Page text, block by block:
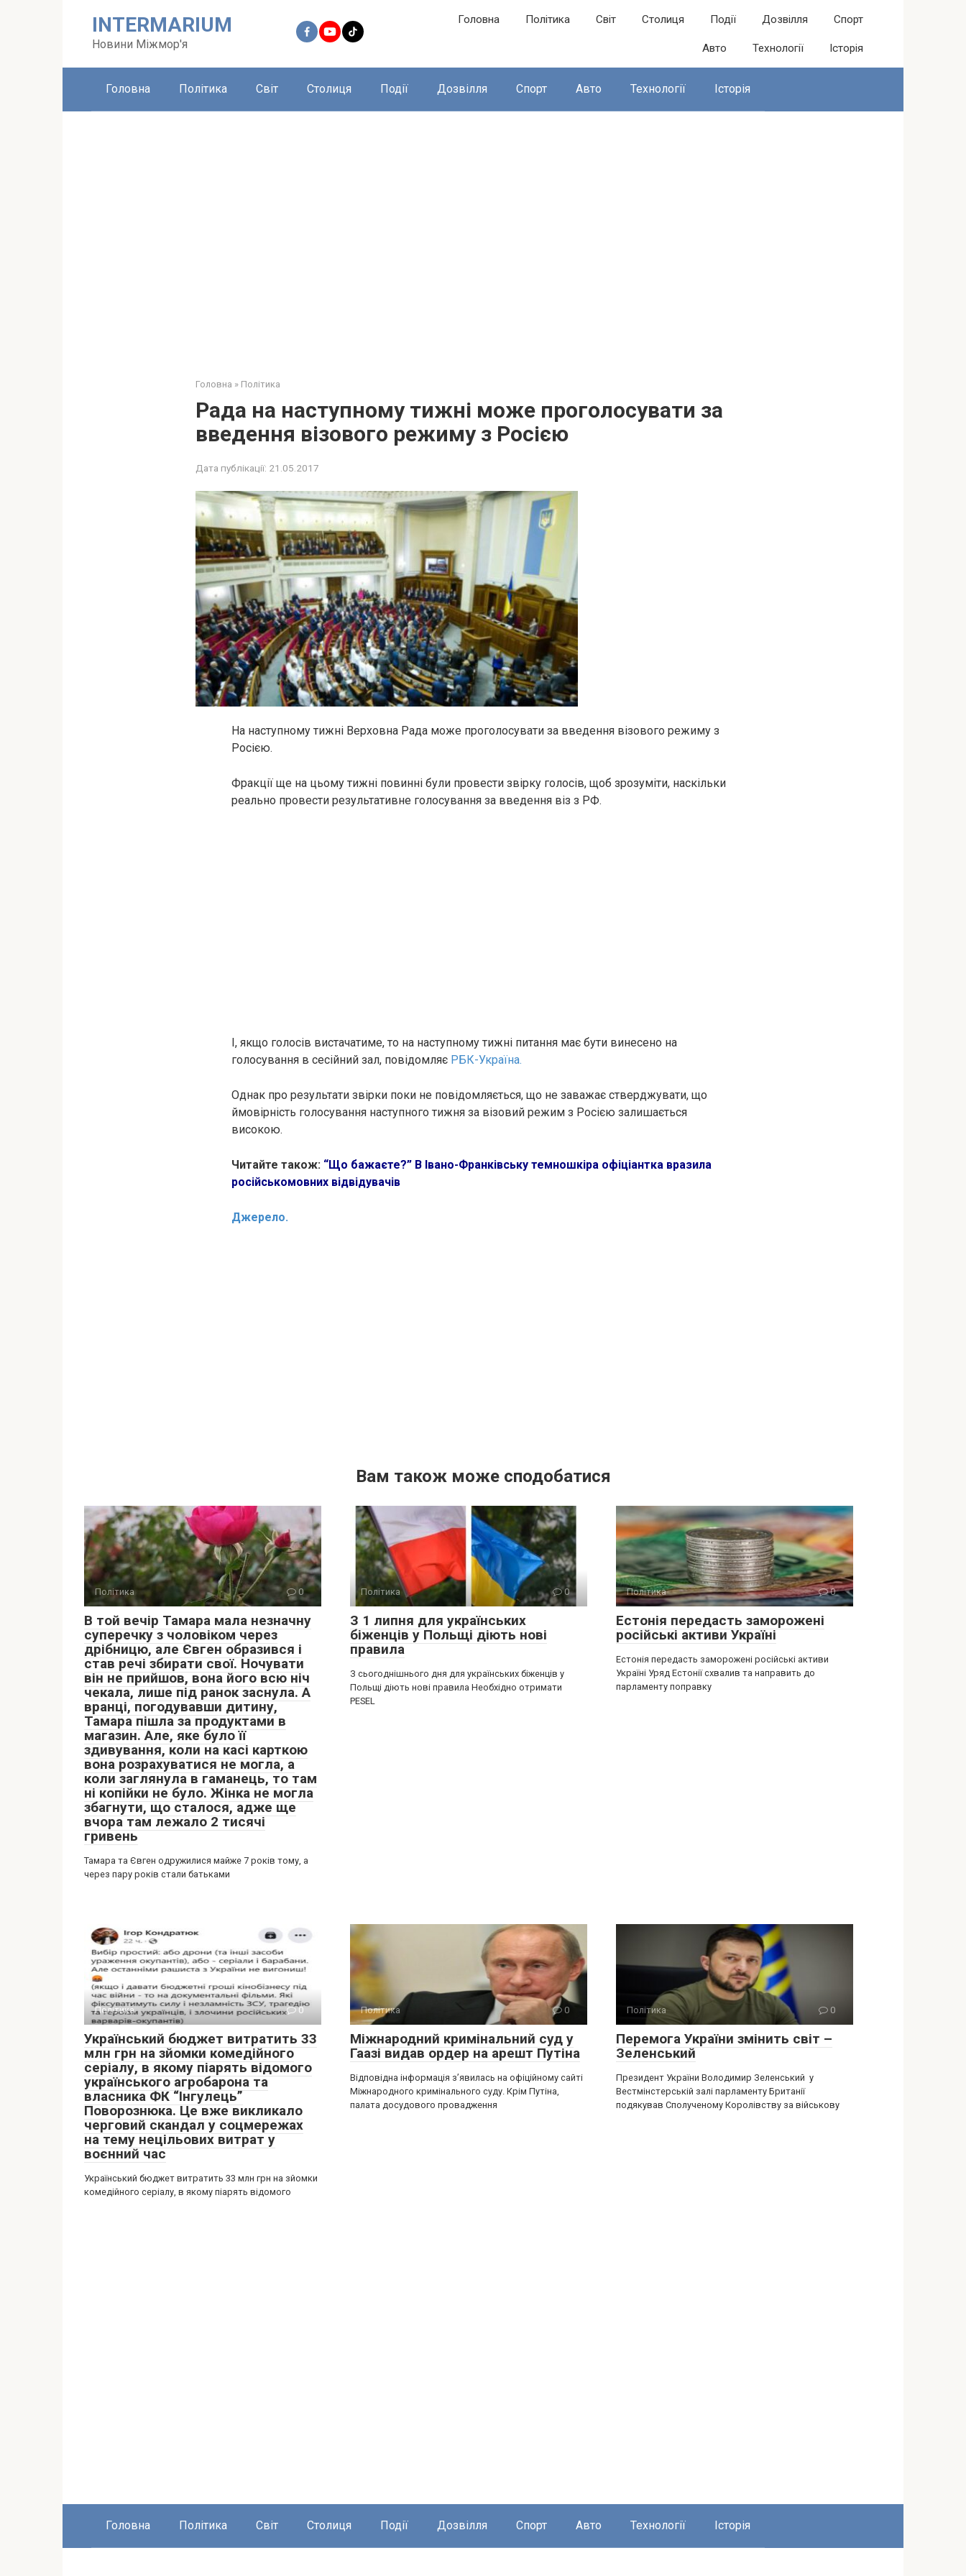
INTERMARIUM
Новини Міжмор'я
Головна Політика Світ Столиця Події Дозвілля Спорт
Авто Технології Історія
Головна Політика Світ Столиця Події Дозвілля Спорт Авто Технології Історія
Головна » Політика
Рада на наступному тижні може проголосувати за
введення візового режиму з Росією
Дата публікації: 21.05.2017
На наступному тижні Верховна Рада може проголосувати за введення візового режиму з
Росією.
Фракції ще на цьому тижні повинні були провести звірку голосів, щоб зрозуміти, наскільки
реально провести результативне голосування за введення віз з РФ.
І, якщо голосів вистачатиме, то на наступному тижні питання має бути винесено на
голосування в сесійний зал, повідомляє РБК-Україна.
Однак про результати звірки поки не повідомляється, що не заважає стверджувати, що
ймовірність голосування наступного тижня за візовий режим з Росією залишається
високою.
Читайте також: “Що бажаєте?” В Івано-Франківську темношкіра офіціантка вразила
російськомовних відвідувачів
Джерело.
Вам також може сподобатися
Політика 0
В той вечір Тамара мала незначну
суперечку з чоловіком через
дрібницю, але Євген образився і
став речі збирати свої. Ночувати
він не прийшов, вона його всю ніч
чекала, лише під ранок заснула. А
вранці, погодувавши дитину,
Тамара пішла за продуктами в
магазин. Але, яке було її
здивування, коли на касі карткою
вона розрахуватися не могла, а
коли заглянула в гаманець, то там
ні копійки не було. Жінка не могла
збагнути, що сталося, адже ще
вчора там лежало 2 тисячі
гривень
Тамара та Євген одружилися майже 7 років тому, а
через пару років стали батьками
Політика 0
З 1 липня для українських
біженців у Польщі діють нові
правила
З сьогоднішнього дня для українських біженців у
Польщі діють нові правила Необхідно отримати
PESEL
Політика 0
Естонія передасть заморожені
російські активи Україні
Естонія передасть заморожені російські активи
Україні Уряд Естонії схвалив та направить до
парламенту поправку
Політика 0
Український бюджет витратить 33
млн грн на зйомки комедійного
серіалу, в якому піарять відомого
українського агробарона та
власника ФК “Інгулець”
Поворознюка. Це вже викликало
черговий скандал у соцмережах
на тему нецільових витрат у
воєнний час
Український бюджет витратить 33 млн грн на зйомки
комедійного серіалу, в якому піарять відомого
Політика 0
Міжнародний кримінальний суд у
Гаазі видав ордер на арешт Путіна
Відповідна інформація з’явилась на офіційному сайті
Міжнародного кримінального суду. Крім Путіна,
палата досудового провадження
Політика 0
Перемога України змінить світ –
Зеленський
Президент України Володимир Зеленський у
Вестмінстерській залі парламенту Британії
подякував Сполученому Королівству за військову
Головна Політика Світ Столиця Події Дозвілля Спорт Авто Технології Історія